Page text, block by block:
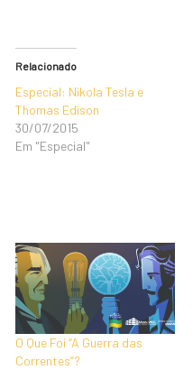
Relacionado
Especial: Nikola Tesla e
Thomas Edison
30/07/2015
Em "Especial"
O Que Foi “A Guerra das
Correntes”?